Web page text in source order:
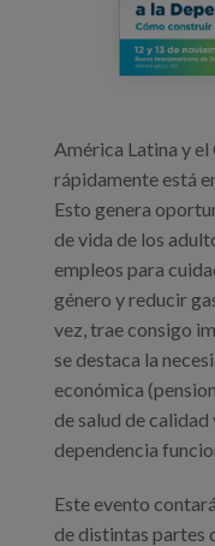
Canal de denuncias
América Latina y el
rápidamente está
Esto genera
de vida de los
empleos para
género y reducir
vez, trae consigo
se destaca la
económica
de salud de
dependencia
Este evento
de distintas partes